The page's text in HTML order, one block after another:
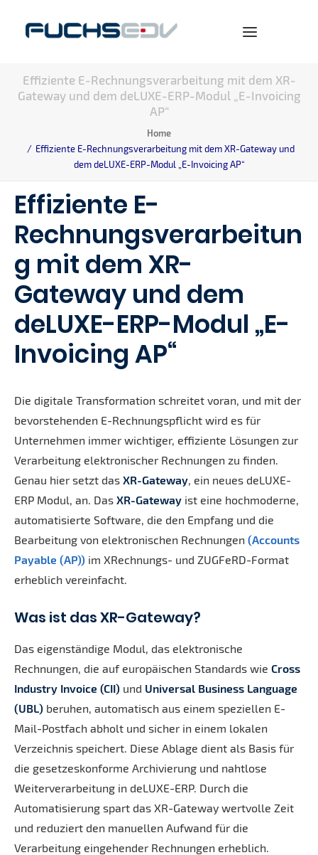
WARENWIRTSCHAFT
BERATUNG
UNTERNEHMEN
KARRIERE
SEARCH
Effiziente E-Rechnungsverarbeitung mit dem XR-
Gateway und dem deLUXE-ERP-Modul „E-Invoicing
AP“
Home
Effiziente E-Rechnungsverarbeitung mit dem XR-Gateway und
dem deLUXE-ERP-Modul „E-Invoicing AP“
Effiziente E-
Rechnungsverarbeitun
g mit dem XR-
Gateway und dem
deLUXE-ERP-Modul „E-
Invoicing AP“
Die digitale Transformation schreitet voran, und mit der
bevorstehenden E-Rechnungspflicht wird es für
Unternehmen immer wichtiger, effiziente Lösungen zur
Verarbeitung elektronischer Rechnungen zu finden.
Genau hier setzt das XR-Gateway, ein neues deLUXE-
ERP Modul, an. Das XR-Gateway ist eine hochmoderne,
automatisierte Software, die den Empfang und die
Bearbeitung von elektronischen Rechnungen (Accounts
Payable (AP)) im XRechnungs- und ZUGFeRD-Format
erheblich vereinfacht.
Was ist das XR-Gateway?
Das eigenständige Modul, das elektronische
Rechnungen, die auf europäischen Standards wie Cross
Industry Invoice (CII) und Universal Business Language
(UBL) beruhen, automatisch aus einem speziellen E-
Mail-Postfach abholt und sicher in einem lokalen
Verzeichnis speichert. Diese Ablage dient als Basis für
die gesetzeskonforme Archivierung und nahtlose
Weiterverarbeitung in deLUXE-ERP. Durch die
Automatisierung spart das XR-Gateway wertvolle Zeit
und reduziert den manuellen Aufwand für die
Verarbeitung eingehender Rechnungen erheblich.